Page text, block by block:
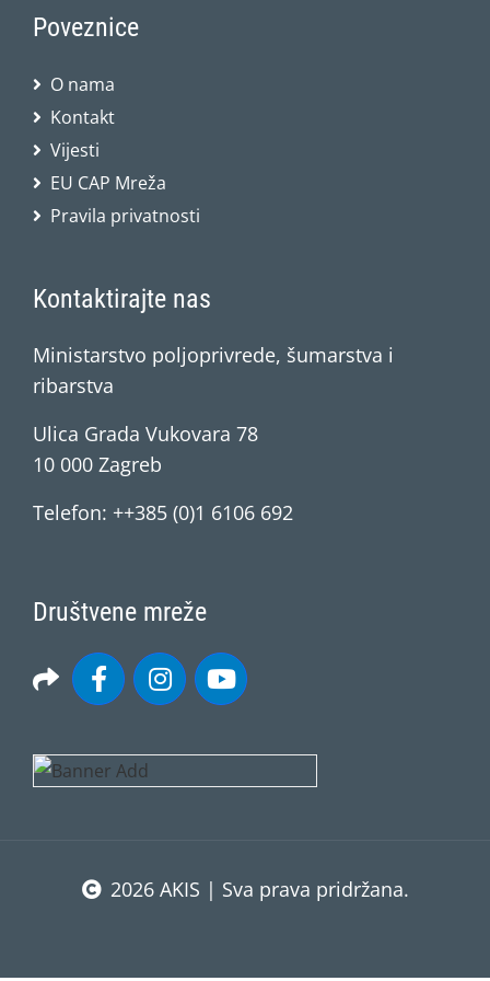
Poveznice
O nama
Kontakt
Vijesti
EU CAP Mreža
Pravila privatnosti
Kontaktirajte nas
Ministarstvo poljoprivrede, šumarstva i
ribarstva
Ulica Grada Vukovara 78
10 000 Zagreb
Telefon: ++385 (0)1 6106 692
Društvene mreže
2026 AKIS | Sva prava pridržana.